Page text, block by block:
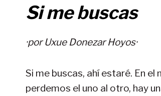
Si me buscas
·porUxue Donezar Hoyos·
Si me buscas, ahí estaré. En
perdemos el uno al otro, hay